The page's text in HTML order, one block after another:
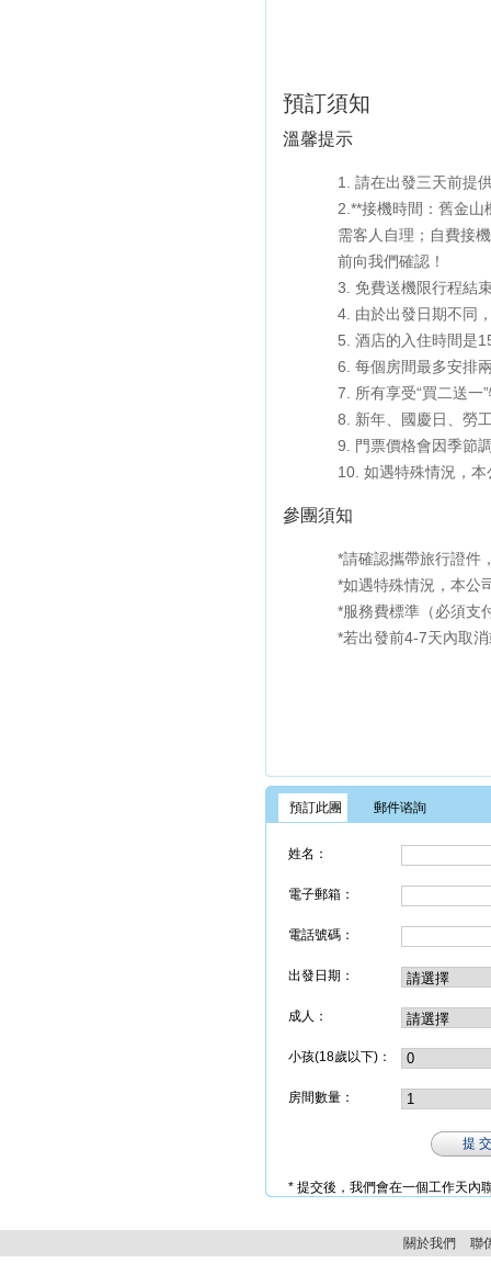
預訂須知
溫馨提示
1. 請在出發三天前提
2.**接機時間：舊金
需客人自理；自費接
前向我們確認！
3. 免費送機限行程結
4. 由於出發日期不同
5. 酒店的入住時間是
6. 每個房間最多安排
7. 所有享受“買二送一
8. 新年、國慶日、勞
9. 門票價格會因季節
10. 如遇特殊情況，
參團須知
*請確認攜帶旅行證件
*如遇特殊情況，本公
*服務費標準（必須支
*若出發前4-7天內取
預訂此團 郵件谘詢
姓名：
電子郵箱：
電話號碼：
出發日期：
成人：
小孩(18歲以下)：
房間數量：
提 交
* 提交後，我們會在一個工作天內
關於我們 聯